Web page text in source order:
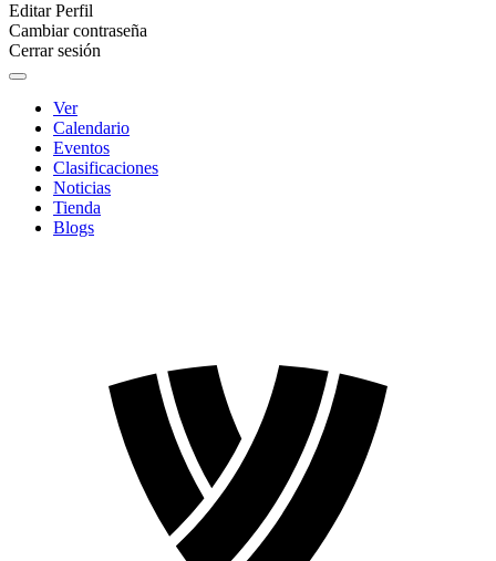
Editar Perfil
Cambiar contraseña
Cerrar sesión
Ver
Calendario
Eventos
Clasificaciones
Noticias
Tienda
Blogs